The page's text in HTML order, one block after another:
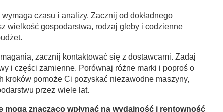
czasu i analizy. Zacznij od dokładnego
wielkość gospodarstwa, rodzaj gleby i codzienne
zacznij kontaktować się z dostawcami. Zadaj
i części zamienne. Porównaj różne marki i poproś o
kroków pomoże Ci pozyskać niezawodne maszyny,
przez wiele lat.
mogą znacząco wpłynąć na wydajność i rentowność